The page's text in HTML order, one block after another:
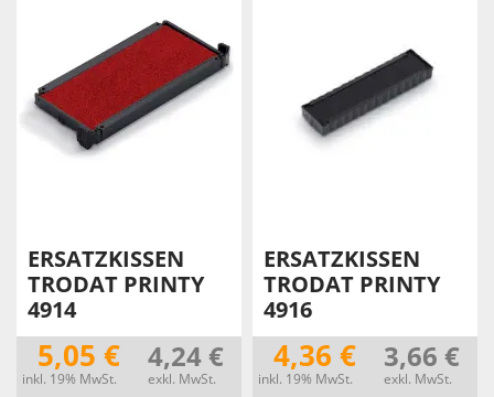
ERSATZKISSEN
TRODAT PRINTY
4914
5,05 €
inkl. 19% MwSt.
4,24 €
exkl. MwSt.
ERSATZKISSEN
TRODAT PRINTY
4916
4,36 €
inkl. 19% MwSt.
3,66 €
exkl. MwSt.